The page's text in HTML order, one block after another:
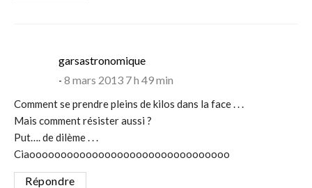
garsastronomiquesays:
8 mars 2013 7 h 49 min
Comment se prendre pleins de kilos dans la face . . .
Mais comment résister aussi ?
Put…. de dilème . . .
Ciaoooooooooooooooooooooooooooooooo
Répondre